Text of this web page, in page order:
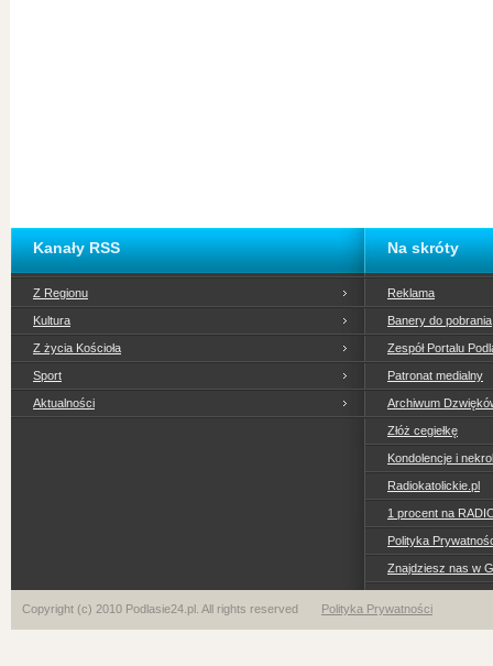
Kanały RSS
Z Regionu
Kultura
Z życia Kościoła
Sport
Aktualności
Na skróty
Reklama
Banery do pobrania
Zespół Portalu
Patronat medialny
Archiwum
Złóż cegiełkę
Kondolencje i
Radiokatolickie.pl
1 procent na
Polityka
Znajdziesz nas w
Copyright (c) 2010 Podlasie24.pl. All rights reserved Polityka Prywatności